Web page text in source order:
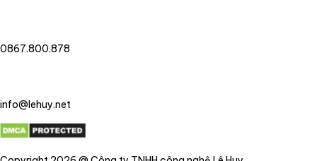
0867.800.878
info@lehuy.net